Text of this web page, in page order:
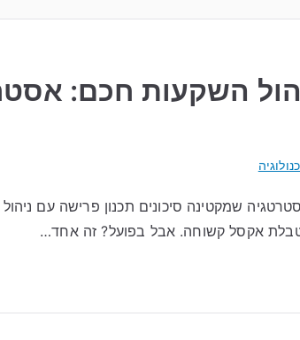
השקעות חכם:
שמקטינה סיכונים תכנון פרישה עם
אקסל קשוחה. אבל בפועל? זה אחד…